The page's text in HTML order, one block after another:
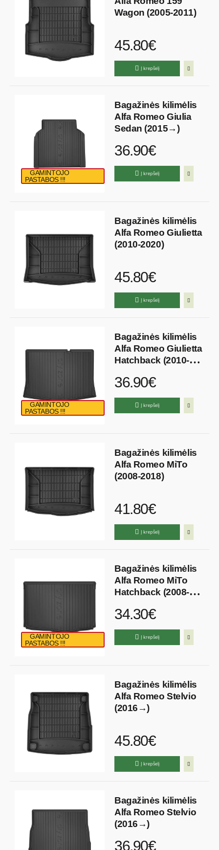
Wagon (2005-2011)
45.80€
Į krepšelį
GAMINTOJO
PASTABOS !!!
Bagažinės kilimėlis
Alfa Romeo Giulia
Sedan (2015→)
36.90€
Į krepšelį
Bagažinės kilimėlis
Alfa Romeo Giulietta
(2010-2020)
45.80€
Į krepšelį
GAMINTOJO
PASTABOS !!!
Bagažinės kilimėlis
Alfa Romeo Giulietta
Hatchback (2010-
36.90€
Į krepšelį
Bagažinės kilimėlis
Alfa Romeo MiTo
(2008-2018)
41.80€
Į krepšelį
GAMINTOJO
PASTABOS !!!
Bagažinės kilimėlis
Alfa Romeo MiTo
Hatchback (2008-
34.30€
Į krepšelį
Bagažinės kilimėlis
Alfa Romeo Stelvio
(2016→)
45.80€
Į krepšelį
Bagažinės kilimėlis
Alfa Romeo Stelvio
(2016→)
36.90€